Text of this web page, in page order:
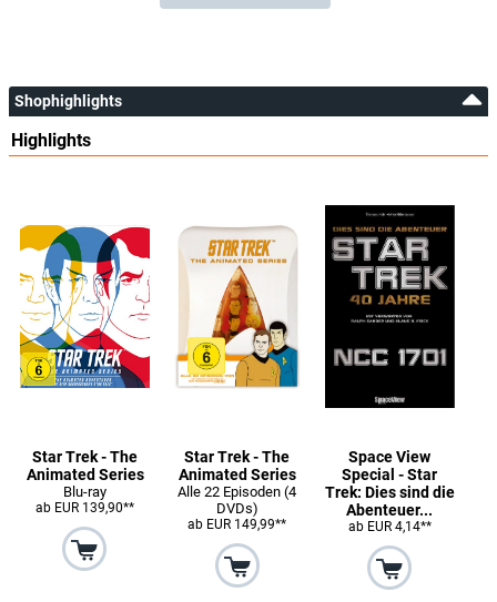
Shophighlights
Highlights
Star Trek - The
Animated Series
Blu-ray
ab EUR 139,90**
Star Trek - The
Animated Series
Alle 22 Episoden (4
DVDs)
ab EUR 149,99**
Space View
Special - Star
Trek: Dies sind die
Abenteuer...
ab EUR 4,14**